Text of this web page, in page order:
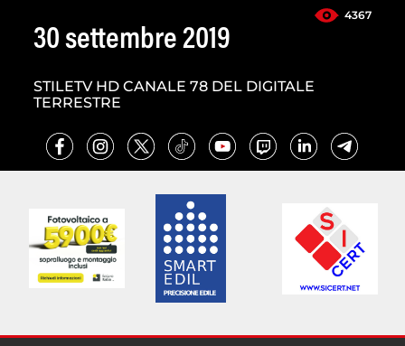
4367
30 settembre 2019
STILETV HD CANALE 78 DEL DIGITALE
TERRESTRE